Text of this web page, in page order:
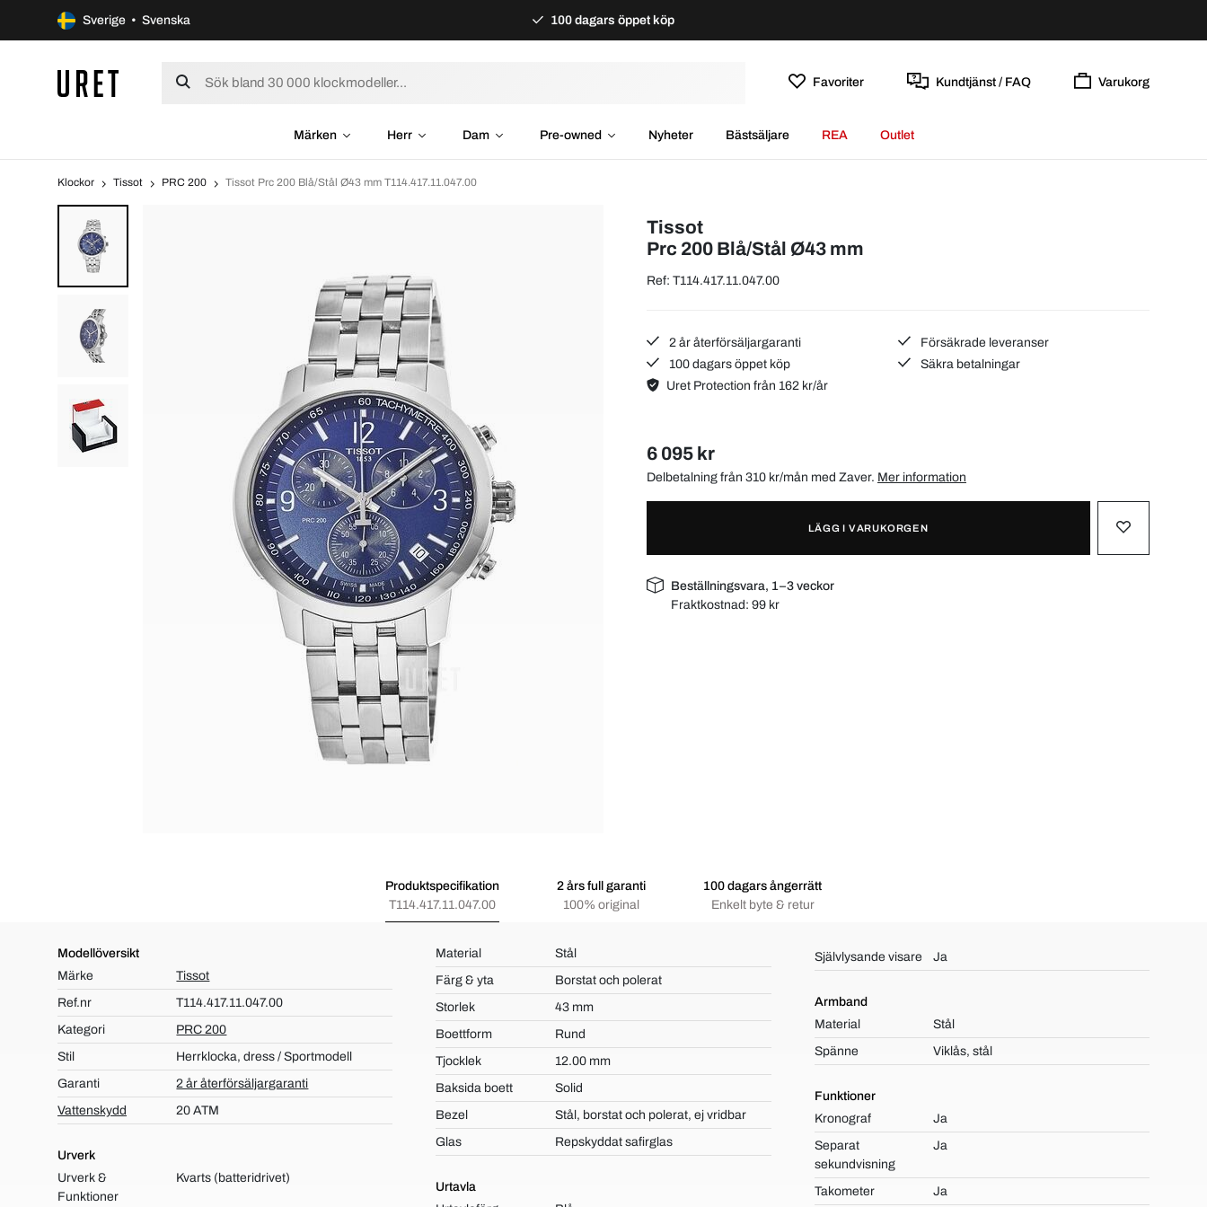
Sverige • Svenska 100 dagars öppet köp
Favoriter Kundtjänst / FAQ Varukorg
Märken Herr Dam Pre-owned Nyheter Bästsäljare REA Outlet
Klockor Tissot PRC 200 Tissot Prc 200 Blå/Stål Ø43 mm T114.417.11.047.00
Tissot
Prc 200 Blå/Stål Ø43 mm
Ref: T114.417.11.047.00
2 år återförsäljargaranti
Försäkrade leveranser
100 dagars öppet köp
Säkra betalningar
Uret Protection från 162 kr/år
6 095 kr
Delbetalning från 310 kr/mån med Zaver. Mer information
LÄGG I VARUKORGEN
Beställningsvara, 1–3 veckor
Fraktkostnad:99 kr
Produktspecifikation
T114.417.11.047.00
2 års full garanti
100% original
100 dagars ångerrätt
Enkelt byte & retur
Modellöversikt
Märke
Tissot
Ref.nr
T114.417.11.047.00
Kategori
PRC 200
Stil
Herrklocka, dress / Sportmodell
Garanti
2 år återförsäljargaranti
Vattenskydd
20 ATM
Urverk
Urverk &
Funktioner
Kvarts (batteridrivet)
Material
Stål
Färg & yta
Borstat och polerat
Storlek
43 mm
Boettform
Rund
Tjocklek
12.00 mm
Baksida boett
Solid
Bezel
Stål, borstat och polerat, ej vridbar
Glas
Repskyddat safirglas
Urtavla
Självlysande visare Ja
Armband
Material
Stål
Spänne
Viklås, stål
Funktioner
Kronograf
Ja
Separat
sekundvisning
Ja
Takometer Ja